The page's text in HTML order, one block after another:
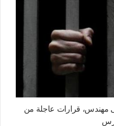
مهندس، قرارات عاجلة من